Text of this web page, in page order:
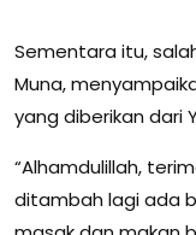
Sementara itu,
Muna,
yang diberikan dari
“Alhamdulillah,
ditambah lagi ada